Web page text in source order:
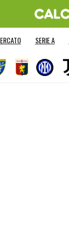
SERIE A